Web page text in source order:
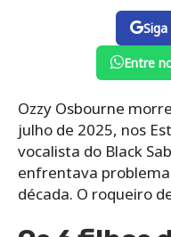
Entre
Ozzy Osbourne
julho de 2025, nos
vocalista do Black
enfrentava
década. O roqueiro